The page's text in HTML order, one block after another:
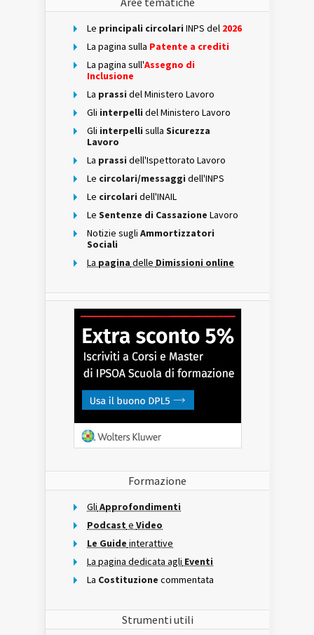
Le principali circolari INPS del 2026
La pagina sulla Patente a crediti
La pagina sull'Assegno di
Inclusione
La prassi del Ministero Lavoro
Gli interpelli del Ministero Lavoro
Gli interpelli sulla Sicurezza
Lavoro
La prassi dell'Ispettorato Lavoro
Le circolari/messaggi dell'INPS
Le circolari dell'INAIL
Le Sentenze di Cassazione Lavoro
Notizie sugli Ammortizzatori
Sociali
La pagina delle Dimissioni online
Formazione
Gli Approfondimenti
Podcast e Video
Le Guide interattive
La pagina dedicata agli Eventi
La Costituzione commentata
Strumenti utili